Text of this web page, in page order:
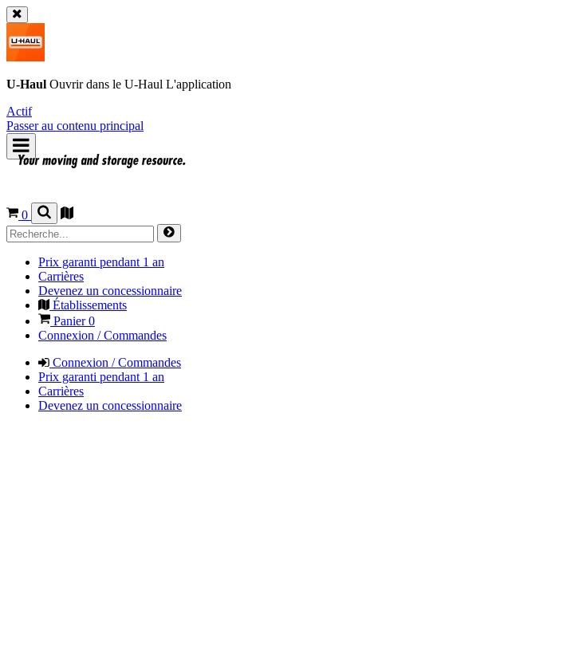
U-Haul Ouvrir dans le U-Haul L'application
Actif
Passer au contenu principal
0
Prix garanti pendant 1 an
Carrières
Devenez un concessionnaire
Établissements
Panier0
Connexion / Commandes
Connexion / Commandes
Prix garanti pendant 1 an
Carrières
Devenez un concessionnaire